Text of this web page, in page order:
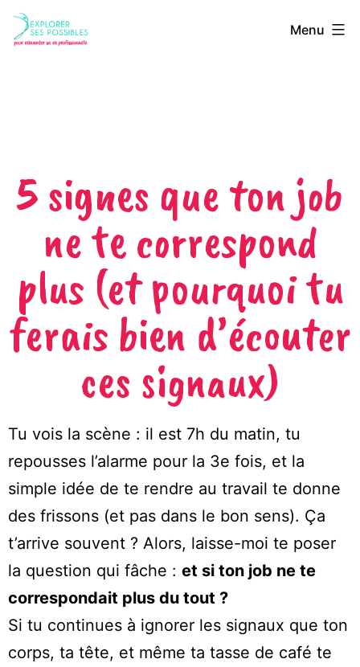
Menu
5 signes que ton job
ne te correspond
plus (et pourquoi tu
ferais bien d’écouter
ces signaux)
Tu vois la scène : il est 7h du matin, tu
repousses l’alarme pour la 3e fois, et la
simple idée de te rendre au travail te donne
des frissons (et pas dans le bon sens). Ça
t’arrive souvent ? Alors, laisse-moi te poser
la question qui fâche : et si ton job ne te
correspondait plus du tout ?
Si tu continues à ignorer les signaux que ton
corps, ta tête, et même ta tasse de café te